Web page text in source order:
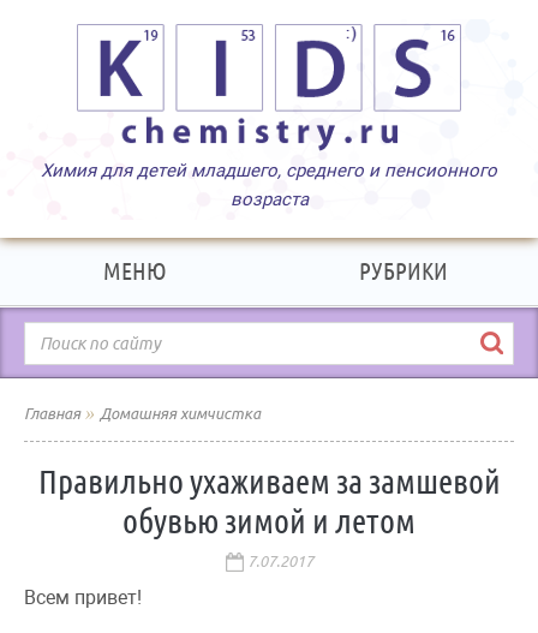
МЕНЮ РУБРИКИ
Главная» Домашняя химчистка
Правильно ухаживаем за замшевой
обувью зимой и летом
7.07.2017
Всем привет!